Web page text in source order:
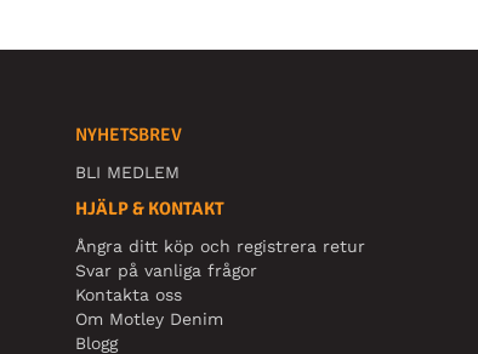
NYHETSBREV
BLI MEDLEM
HJÄLP & KONTAKT
Ångra ditt köp och registrera retur
Svar på vanliga frågor
Kontakta oss
Om Motley Denim
Blogg